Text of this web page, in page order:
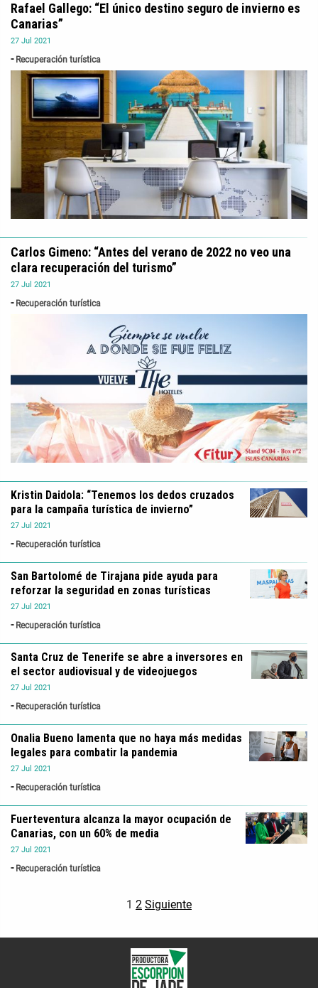
27 Jul 2021
Recuperación turística
Rafael Gallego: “El único destino seguro de invierno es
Canarias”
27 Jul 2021
Recuperación turística
Carlos Gimeno: “Antes del verano de 2022 no veo una
clara recuperación del turismo”
27 Jul 2021
Recuperación turística
Kristin Daidola: “Tenemos los dedos cruzados
para la campaña turística de invierno”
27 Jul 2021
Recuperación turística
San Bartolomé de Tirajana pide ayuda para
reforzar la seguridad en zonas turísticas
27 Jul 2021
Recuperación turística
Santa Cruz de Tenerife se abre a inversores en
el sector audiovisual y de videojuegos
27 Jul 2021
Recuperación turística
Onalia Bueno lamenta que no haya más medidas
legales para combatir la pandemia
27 Jul 2021
Recuperación turística
Fuerteventura alcanza la mayor ocupación de
Canarias, con un 60% de media
1 2 Siguiente